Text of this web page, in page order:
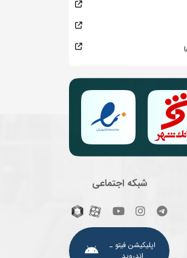
شبکه اجتماعی
اپلیکیشن فیتو ـ